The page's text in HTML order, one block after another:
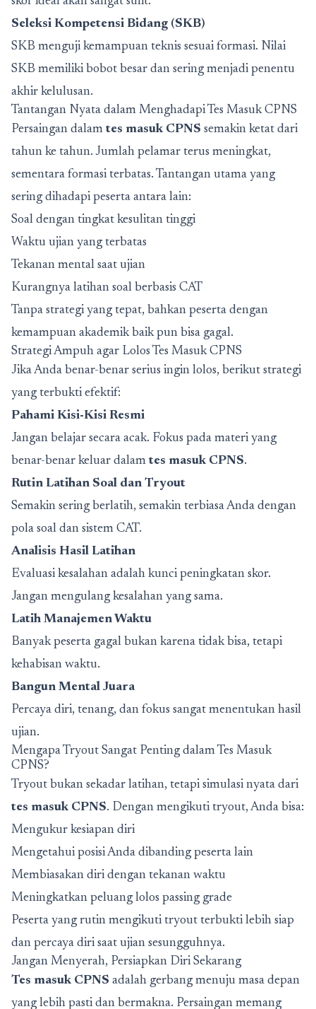
Seleksi Kompetensi Bidang (SKB)
SKB menguji kemampuan teknis sesuai formasi. Nilai
SKB memiliki bobot besar dan sering menjadi penentu
akhir kelulusan.
Tantangan Nyata dalam Menghadapi Tes Masuk CPNS
Persaingan dalam tes masuk CPNS semakin ketat dari
tahun ke tahun. Jumlah pelamar terus meningkat,
sementara formasi terbatas. Tantangan utama yang
sering dihadapi peserta antara lain:
Soal dengan tingkat kesulitan tinggi
Waktu ujian yang terbatas
Tekanan mental saat ujian
Kurangnya latihan soal berbasis CAT
Tanpa strategi yang tepat, bahkan peserta dengan
kemampuan akademik baik pun bisa gagal.
Strategi Ampuh agar Lolos Tes Masuk CPNS
Jika Anda benar-benar serius ingin lolos, berikut strategi
yang terbukti efektif:
Pahami Kisi-Kisi Resmi
Jangan belajar secara acak. Fokus pada materi yang
benar-benar keluar dalam tes masuk CPNS.
Rutin Latihan Soal dan Tryout
Semakin sering berlatih, semakin terbiasa Anda dengan
pola soal dan sistem CAT.
Analisis Hasil Latihan
Evaluasi kesalahan adalah kunci peningkatan skor.
Jangan mengulang kesalahan yang sama.
Latih Manajemen Waktu
Banyak peserta gagal bukan karena tidak bisa, tetapi
kehabisan waktu.
Bangun Mental Juara
Percaya diri, tenang, dan fokus sangat menentukan hasil
ujian.
Mengapa Tryout Sangat Penting dalam Tes Masuk
CPNS?
Tryout bukan sekadar latihan, tetapi simulasi nyata dari
tes masuk CPNS. Dengan mengikuti tryout, Anda bisa:
Mengukur kesiapan diri
Mengetahui posisi Anda dibanding peserta lain
Membiasakan diri dengan tekanan waktu
Meningkatkan peluang lolos passing grade
Peserta yang rutin mengikuti tryout terbukti lebih siap
dan percaya diri saat ujian sesungguhnya.
Jangan Menyerah, Persiapkan Diri Sekarang
Tes masuk CPNS adalah gerbang menuju masa depan
yang lebih pasti dan bermakna. Persaingan memang